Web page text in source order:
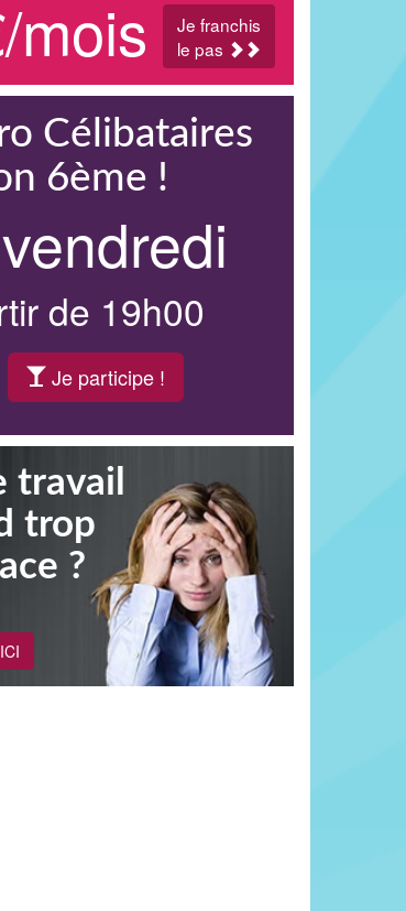
mois
Je franchis
le pas
Célibataires
6ème !
de 19h00
Je participe !
travail
trop
?